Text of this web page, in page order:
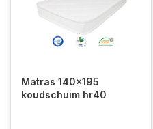
Matras 140x195
koudschuim hr40